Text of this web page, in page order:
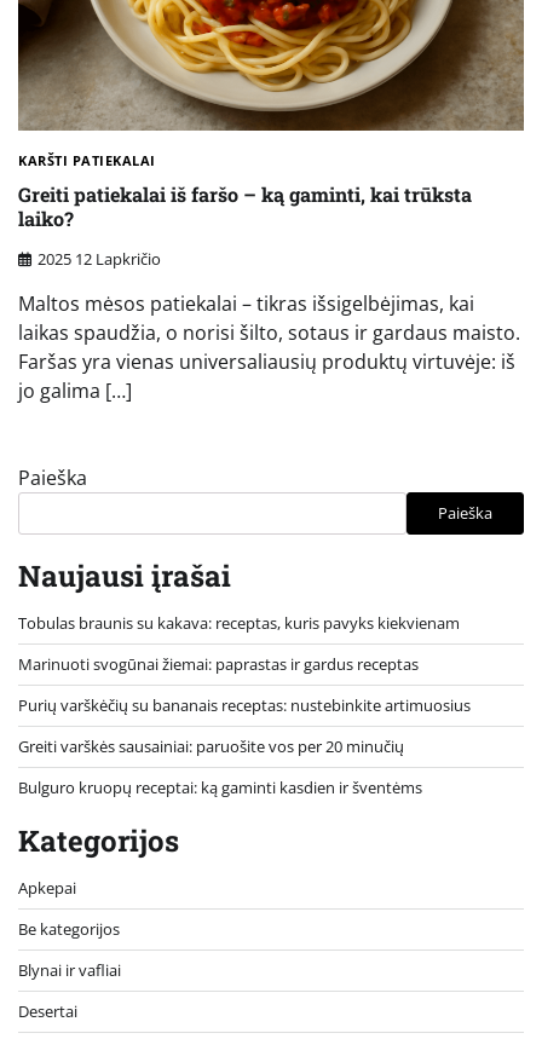
KARŠTI PATIEKALAI
Greiti patiekalai iš faršo – ką gaminti, kai trūksta
laiko?
2025 12 Lapkričio
Maltos mėsos patiekalai – tikras išsigelbėjimas, kai
laikas spaudžia, o norisi šilto, sotaus ir gardaus maisto.
Faršas yra vienas universaliausių produktų virtuvėje: iš
jo galima […]
Paieška
Paieška
Naujausi įrašai
Tobulas braunis su kakava: receptas, kuris pavyks kiekvienam
Marinuoti svogūnai žiemai: paprastas ir gardus receptas
Purių varškėčių su bananais receptas: nustebinkite artimuosius
Greiti varškės sausainiai: paruošite vos per 20 minučių
Bulguro kruopų receptai: ką gaminti kasdien ir šventėms
Kategorijos
Apkepai
Be kategorijos
Blynai ir vafliai
Desertai